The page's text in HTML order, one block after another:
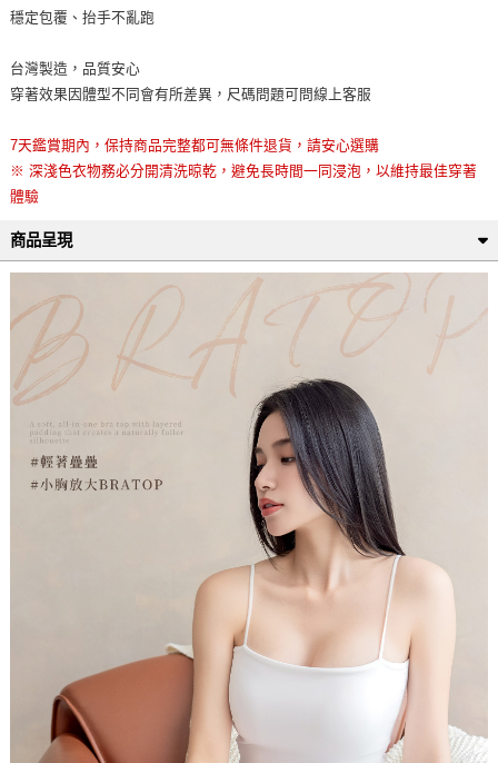
穩定包覆、抬手不亂跑
台灣製造，品質安心
穿著效果因體型不同會有所差異，尺碼問題可問線上客服
7天鑑賞期內，保持商品完整都可無條件退貨，請安心選購
※ 深淺色衣物務必分開清洗晾乾，避免長時間一同浸泡，以維持最佳穿著
體驗
商品呈現